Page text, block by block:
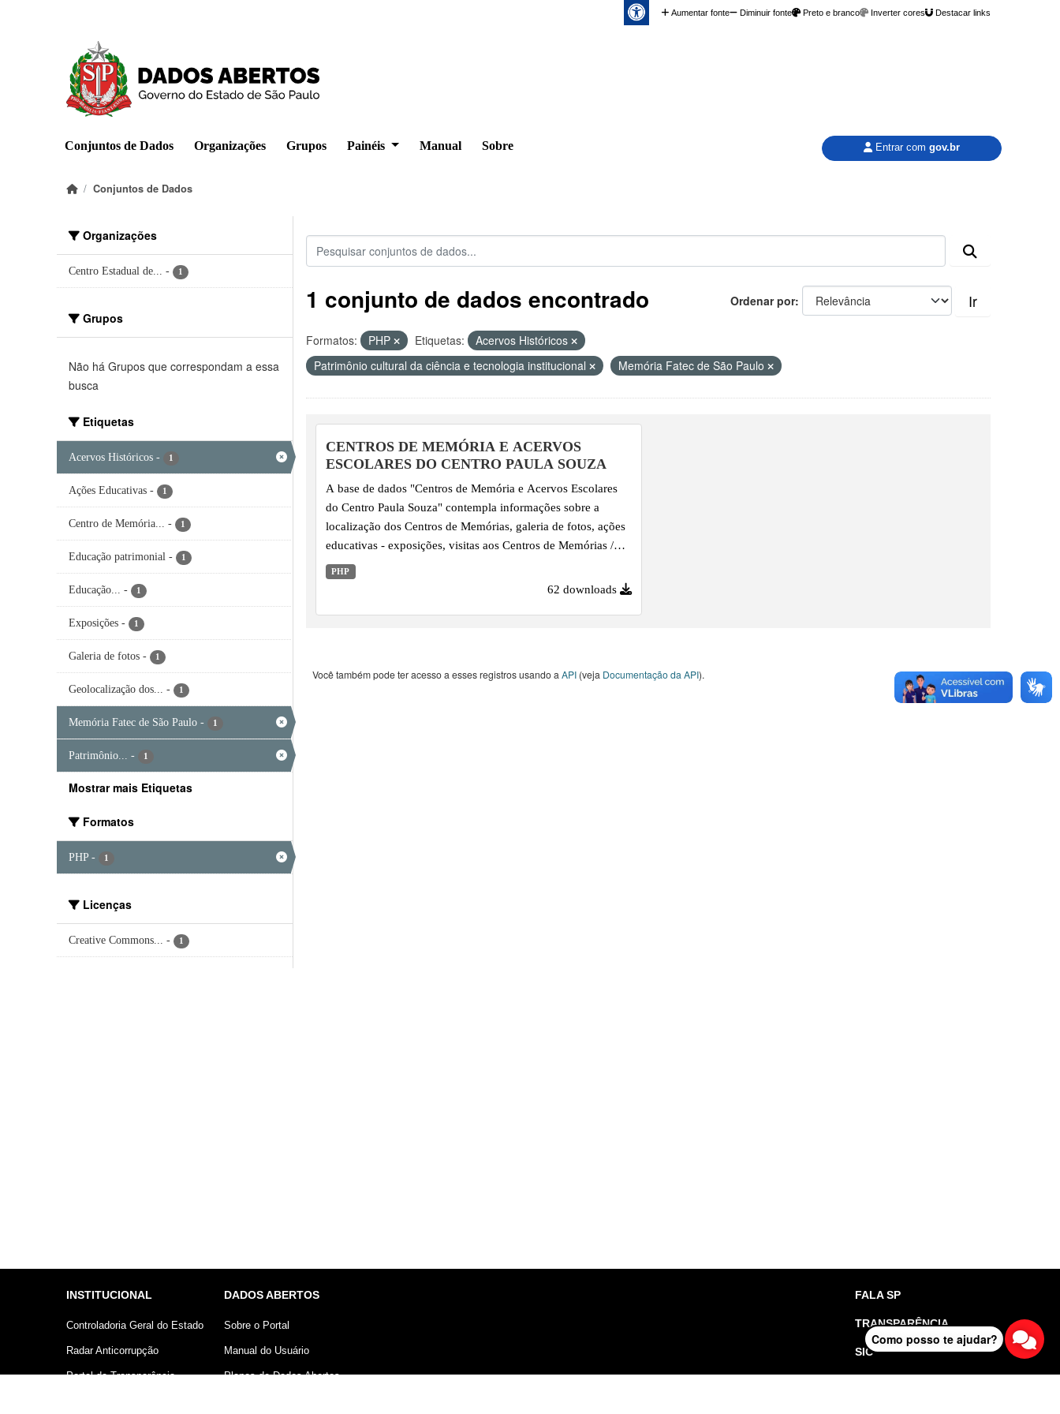
Aumentar fonte Diminuir fonte Preto e branco Inverter cores Destacar links
Conjuntos de Dados Organizações Grupos Painéis Manual Sobre Entrar com gov.br
Conjuntos de Dados
Organizações
Centro Estadual de... - 1
Grupos
Não há Grupos que correspondam a essa
busca
Etiquetas
Acervos Históricos - 1
Ações Educativas - 1
Centro de Memória... - 1
Educação patrimonial - 1
Educação... - 1
Exposições - 1
Galeria de fotos - 1
Geolocalização dos... - 1
Memória Fatec de São Paulo - 1
Patrimônio... - 1
Mostrar mais Etiquetas
Formatos
PHP - 1
Licenças
Creative Commons... - 1
Ordenar por Ir
1 conjunto de dados encontrado
Formatos: PHP Etiquetas:
Acervos Históricos
Patrimônio cultural da ciência e tecnologia institucional
Memória Fatec de São Paulo
CENTROS DE MEMÓRIA E ACERVOS
ESCOLARES DO CENTRO PAULA SOUZA
A base de dados "Centros de Memória e Acervos Escolares
do Centro Paula Souza" contempla informações sobre a
localização dos Centros de Memórias, galeria de fotos, ações
educativas - exposições, visitas aos Centros de Memórias /
Acervos históricos e publicações, desde o ano de 2008 em
diante.
PHP
62 downloads
Você também pode ter acesso a esses registros usando a API (veja Documentação da API).
INSTITUCIONAL
Controladoria Geral do Estado
Radar Anticorrupção
Portal da Transparência
DADOS ABERTOS
Sobre o Portal
Manual do Usuário
Planos de Dados Abertos
FALA SP
TRANSPARÊNCIA
SIC
Como posso te ajudar?